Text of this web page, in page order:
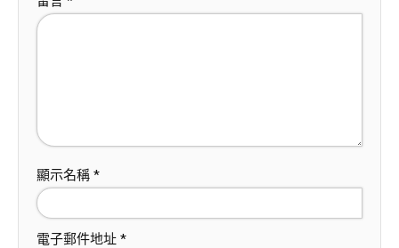
顯示名稱 *
電子郵件地址 *